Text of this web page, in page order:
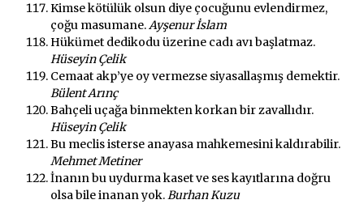
Kimse kötülük olsun diye çocuğunu evlendirmez,
çoğu masumane.Ayşenur İslam
Hükümet dedikodu üzerine cadı avı başlatmaz.
Hüseyin Çelik
Cemaat akp’ye oy vermezse siyasallaşmış demektir.
Bülent Arınç
Bahçeli uçağa binmekten korkan bir zavallıdır.
Hüseyin Çelik
Bu meclis isterse anayasa mahkemesini kaldırabilir.
Mehmet Metiner
İnanın bu uydurma kaset ve ses kayıtlarına doğru
olsa bile inanan yok.Burhan Kuzu